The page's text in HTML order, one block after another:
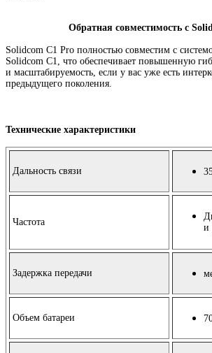
Обратная совместимость с
Solidcom C1 Pro полностью совместим с
Solidcom C1
что обеспечивает повышенную
и масштабируемость если у вас уже есть
предыдущего поколения.
Технические характеристики
Дальность связи
Частота
и
Задержка передачи
Объем батареи